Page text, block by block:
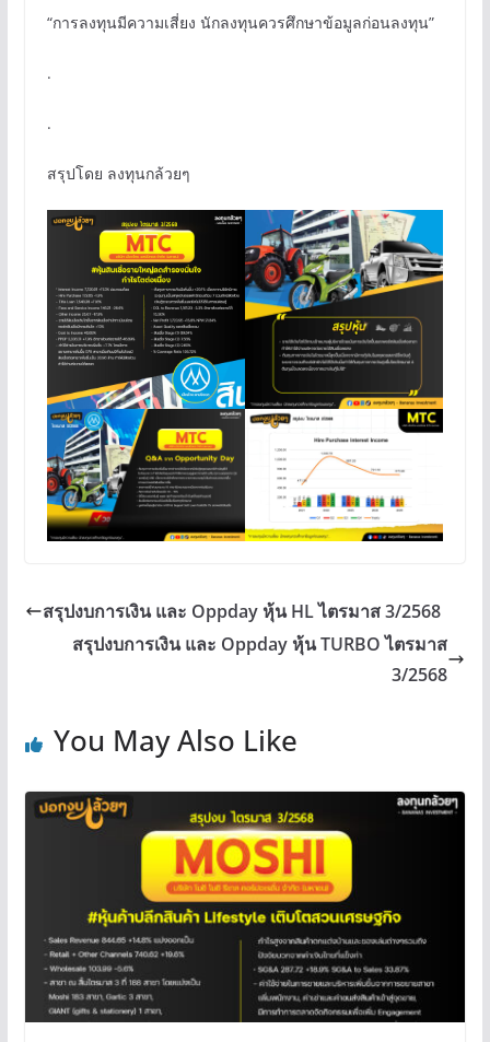
“การลงทุนมีความเสี่ยง นักลงทุนควรศึกษาข้อมูลก่อนลงทุน”
.
.
สรุปโดย ลงทุนกล้วยๆ
สรุปงบการเงิน และ Oppday หุ้น HL ไตรมาส 3/2568
สรุปงบการเงิน และ Oppday หุ้น TURBO ไตรมาส
3/2568
You May Also Like